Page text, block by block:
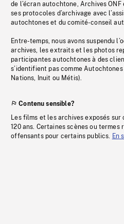
de l’écran autochtone, Archives
ses protocoles d’archivage avec
autochtones et du comité-conseil
Entre-temps, nous avons suspendu
archives, les extraits et les photos
participantes autochtones à des
s’identifient pas comme
Nations, Inuit ou Métis).
Contenu sensible?
Les films et les archives exposés
120 ans. Certaines scènes ou
offensants pour certains publics. En